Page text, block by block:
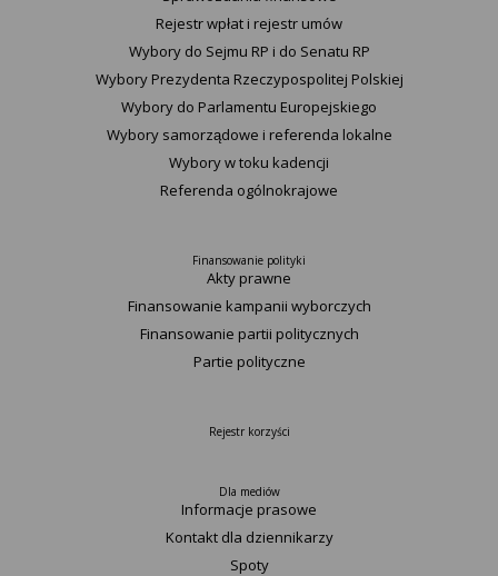
Rejestr wpłat i rejestr umów
Wybory do Sejmu RP i do Senatu RP
Wybory Prezydenta Rzeczypospolitej Polskiej
Wybory do Parlamentu Europejskiego
Wybory samorządowe i referenda lokalne
Wybory w toku kadencji
Referenda ogólnokrajowe
Finansowanie polityki
Akty prawne
Finansowanie kampanii wyborczych
Finansowanie partii politycznych
Partie polityczne
Rejestr korzyści
Dla mediów
Informacje prasowe
Kontakt dla dziennikarzy
Spoty